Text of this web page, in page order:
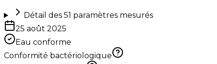
Détail des 51 paramètres mesurés
25 août 2025
Eau conforme
Conformité bactériologique